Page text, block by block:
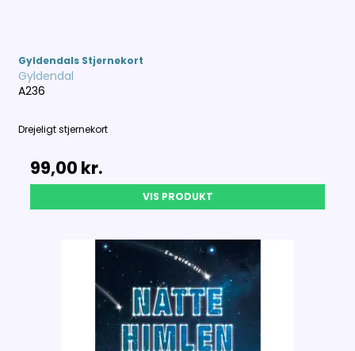
Gyldendals Stjernekort
Gyldendal
A236
Drejeligt stjernekort
99,00 kr.
VIS PRODUKT